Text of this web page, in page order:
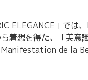
ELEGANCE」では
着想を得た、「美意
de la